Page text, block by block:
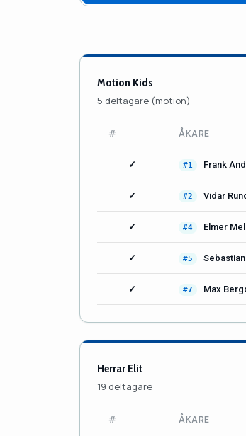
Motion Kids
5 deltagare (motion)
# ÅKARE
✓ #1 Frank
✓ #2 Vidar
✓ #4 Elmer
✓ #5
✓ #7 Max
Herrar Elit
19 deltagare
# ÅKARE